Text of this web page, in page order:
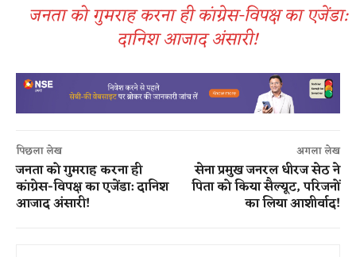
जनता को गुमराह करना ही कांग्रेस-विपक्ष का एजेंडा:
दानिश आजाद अंसारी!
पिछला लेख
जनता को गुमराह करना ही
कांग्रेस-विपक्ष का एजेंडा: दानिश
आजाद अंसारी!
अगला लेख
सेना प्रमुख जनरल धीरज सेठ ने
पिता को किया सैल्यूट, परिजनों
का लिया आशीर्वाद!